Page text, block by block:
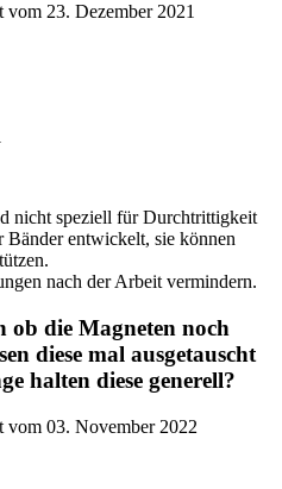
vom 23. Dezember 2021
nicht speziell für Durchtrittigkeit
Bänder entwickelt, sie können
nach der Arbeit vermindern.
ob die Magneten noch
diese mal ausgetauscht
halten diese generell?
vom 03. November 2022